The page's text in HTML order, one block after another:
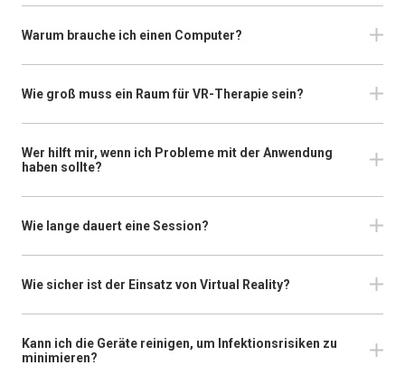
Warum brauche ich einen Computer?
Wie groß muss ein Raum für VR-Therapie sein?
Wer hilft mir, wenn ich Probleme mit der Anwendung
haben sollte?
Wie lange dauert eine Session?
Wie sicher ist der Einsatz von Virtual Reality?
Kann ich die Geräte reinigen, um Infektionsrisiken zu
minimieren?